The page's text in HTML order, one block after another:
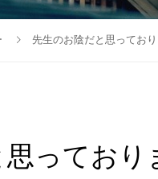
先生のお陰だと思っており
っており